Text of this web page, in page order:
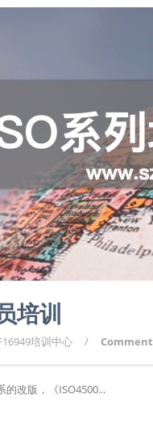
培训
培训中心 / Comment
的改版，《ISO4500...